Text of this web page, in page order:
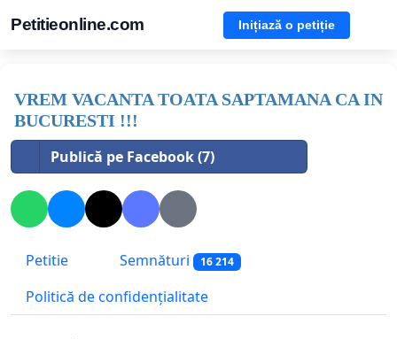
Petitieonline.com Inițiază o petiție
VREM VACANTA TOATA SAPTAMANA CA IN
BUCURESTI !!!
Publică pe Facebook (7)
Petitie Semnături 16 214
Politică de confidențialitate